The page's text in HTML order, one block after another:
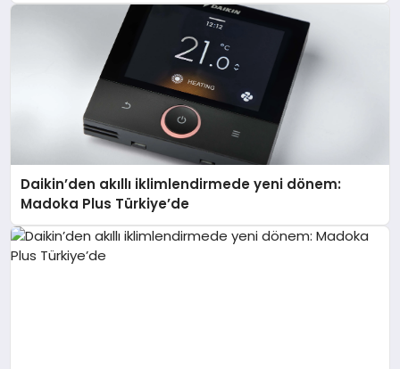
Daikin’den akıllı iklimlendirmede yeni dönem:
Madoka Plus Türkiye’de